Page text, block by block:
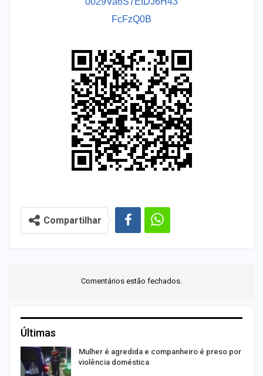
FcFzQ0B
Compartilhar
Comentários estão fechados.
Últimas
Mulher é agredida e companheiro é preso por
violência doméstica